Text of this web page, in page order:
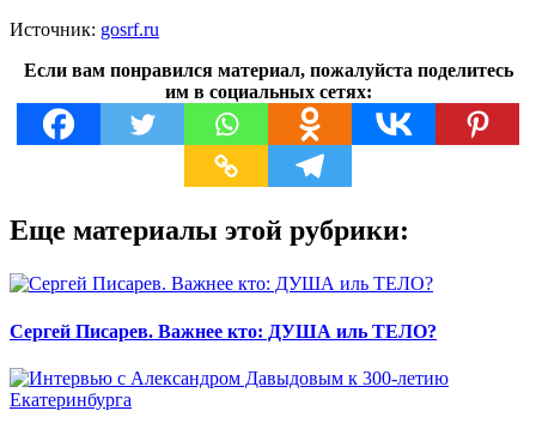
Источник: gosrf.ru
Если вам понравился материал, пожалуйста поделитесь
им в социальных сетях:
Еще материалы этой рубрики:
Сергей Писарев. Важнее кто: ДУША иль ТЕЛО?